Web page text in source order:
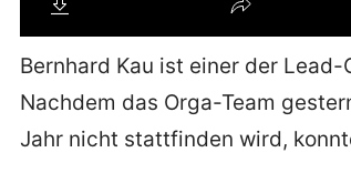
Bernhard Kau ist einer der
Nachdem das Orga-Team
Jahr nicht stattfinden wird,